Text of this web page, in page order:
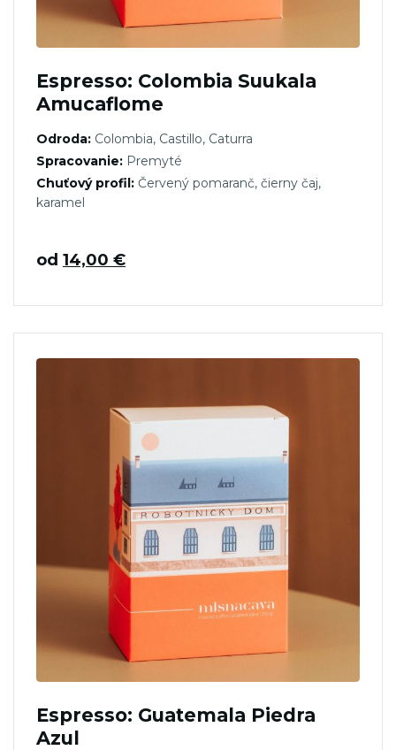
Espresso: Colombia Suukala
Amucaflome
Odroda: Colombia, Castillo, Caturra
Spracovanie: Premyté
Chuťový profil: Červený pomaranč, čierny čaj,
karamel
od 14,00 €
Espresso: Guatemala Piedra
Azul